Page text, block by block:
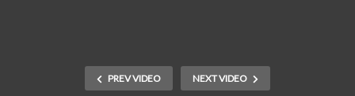
PREV VIDEO NEXT VIDEO